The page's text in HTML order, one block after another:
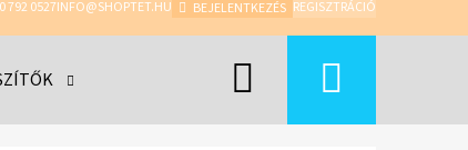
792 0527INFO@SHOPTET.HU BEJELENTKEZÉS REGISZTRÁCIÓ
Keresés